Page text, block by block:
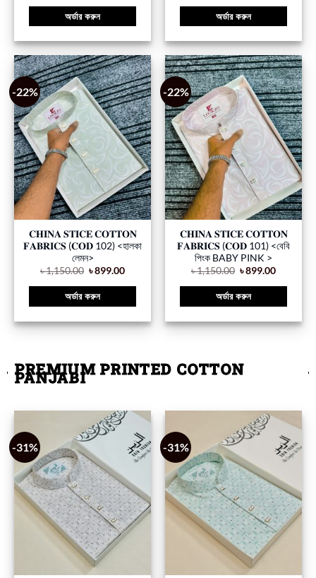
অর্ডার করুন অর্ডার করুন
-22%
𝐂𝐇𝐈𝐍𝐀 𝐒𝐓𝐈𝐂𝐄 𝐂𝐎𝐓𝐓𝐎𝐍
𝐅𝐀𝐁𝐑𝐈𝐂𝐒 (𝐂𝐎𝐃 102) <হালকা
লেমন>
৳1,150.00 ৳899.00
অর্ডার করুন
-22%
𝐂𝐇𝐈𝐍𝐀 𝐒𝐓𝐈𝐂𝐄 𝐂𝐎𝐓𝐓𝐎𝐍
𝐅𝐀𝐁𝐑𝐈𝐂𝐒 (𝐂𝐎𝐃 101) <বেবি
পিংক BABY PINK >
৳1,150.00 ৳899.00
অর্ডার করুন
PREMIUM PRINTED COTTON
PANJABI
-31% -31%